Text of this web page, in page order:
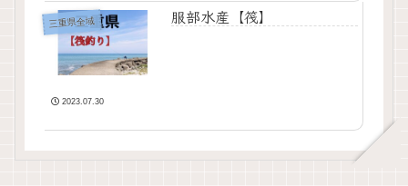
三重県全域 服部水産【筏】
2023.07.30